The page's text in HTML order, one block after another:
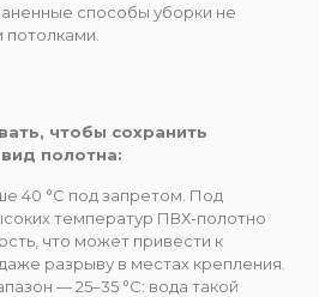
способы уборки не
чтобы сохранить
полотна:
40 °C под запретом. Под
температур ПВХ-полотно
что может привести к
разрыву в местах крепления.
— 25–35 °C: вода такой